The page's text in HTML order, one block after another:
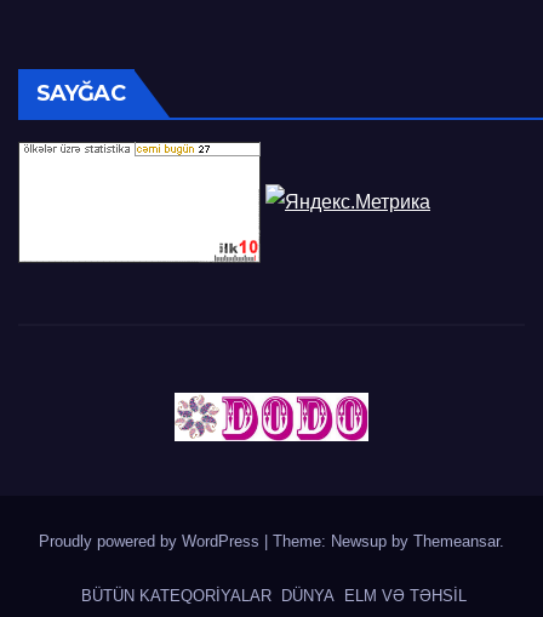
SAYĞAC
Proudly powered by WordPress Theme: Newsup by Themeansar.
BÜTÜN KATEQORİYALAR DÜNYA ELM VƏ TƏHSİL